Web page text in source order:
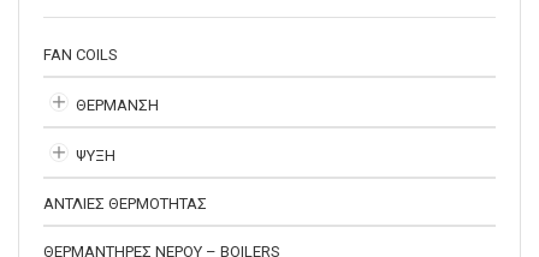
FAN COILS
ΘΕΡΜΑΝΣΗ
ΨΥΞΗ
ΑΝΤΛΙΕΣ ΘΕΡΜΟΤΗΤΑΣ
ΘΕΡΜΑΝΤΗΡΕΣ ΝΕΡΟΥ – BOILERS